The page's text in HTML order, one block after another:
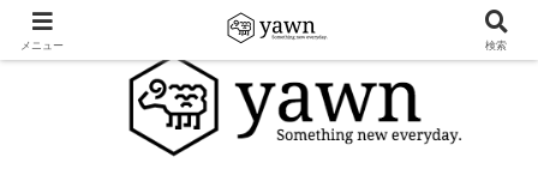
メニュー 検索